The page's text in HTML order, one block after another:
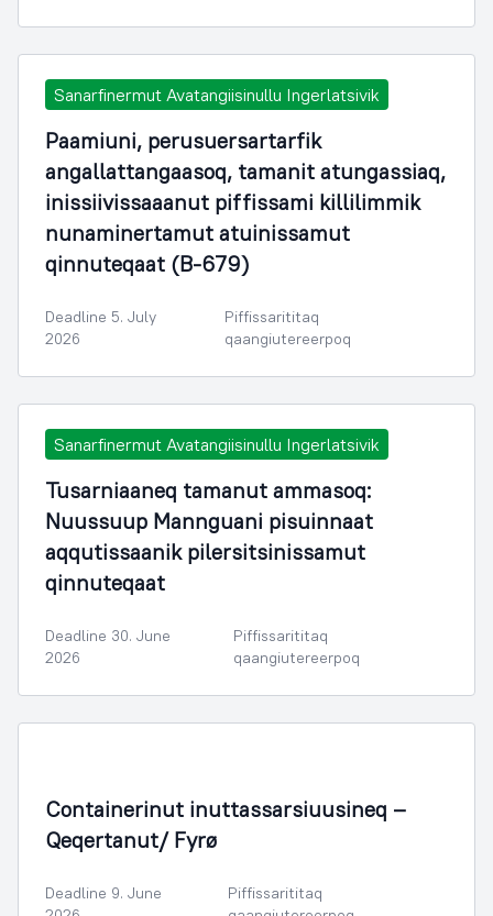
Sanarfinermut Avatangiisinullu Ingerlatsivik
Paamiuni, perusuersartarfik
angallattangaasoq, tamanit atungassiaq,
inissiivissaaanut piffissami killilimmik
nunaminertamut atuinissamut
qinnuteqaat (B-679)
Deadline 5. July
2026
Piffissarititaq
qaangiutereerpoq
Sanarfinermut Avatangiisinullu Ingerlatsivik
Tusarniaaneq tamanut ammasoq:
Nuussuup Mannguani pisuinnaat
aqqutissaanik pilersitsinissamut
qinnuteqaat
Deadline 30. June
2026
Piffissarititaq
qaangiutereerpoq
Containerinut inuttassarsiuusineq –
Qeqertanut/ Fyrø
Deadline 9. June
Piffissarititaq